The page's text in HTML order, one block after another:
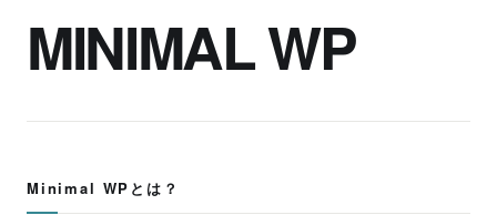
MINIMAL WP
Minimal WPとは？